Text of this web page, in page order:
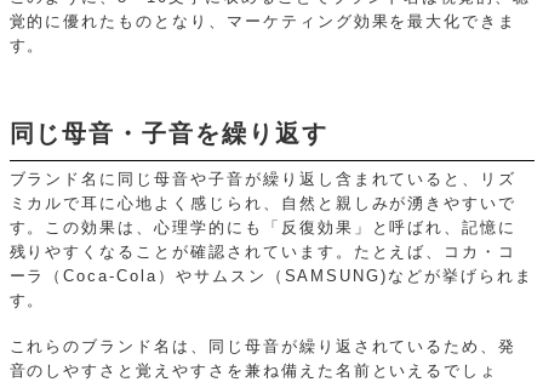
覚的に優れたものとなり、マーケティング効果を最大化できま
す。
同じ母音・子音を繰り返す
ブランド名に同じ母音や子音が繰り返し含まれていると、リズ
ミカルで耳に心地よく感じられ、自然と親しみが湧きやすいで
す。この効果は、心理学的にも「反復効果」と呼ばれ、記憶に
残りやすくなることが確認されています。たとえば、コカ・コ
ーラ（Coca-Cola）やサムスン（SAMSUNG)などが挙げられま
す。
これらのブランド名は、同じ母音が繰り返されているため、発
音のしやすさと覚えやすさを兼ね備えた名前といえるでしょ